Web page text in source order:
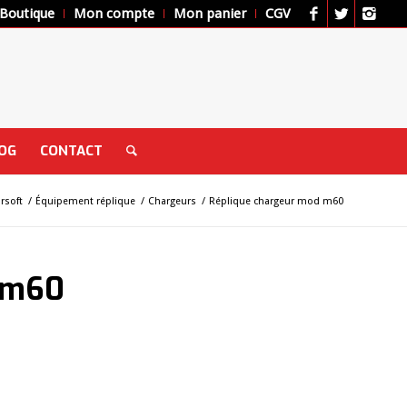
Boutique Mon compte Mon panier CGV
CONTACT
/ Équipement réplique / Chargeurs / Réplique chargeur mod m60